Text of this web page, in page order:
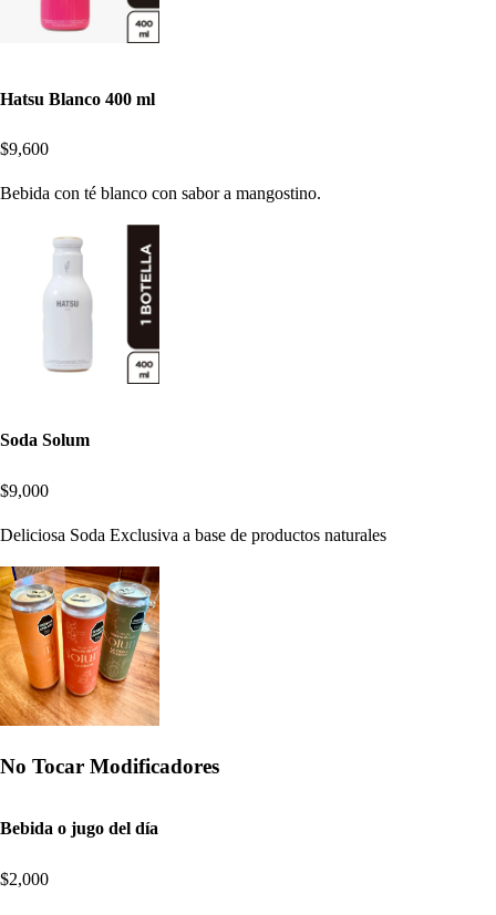
Hatsu Blanco 400 ml
$9,600
Bebida con té blanco con sabor a mangostino.
Soda Solum
$9,000
Deliciosa Soda Exclusiva a base de productos naturales
No Tocar Modificadores
Bebida o jugo del día
$2,000